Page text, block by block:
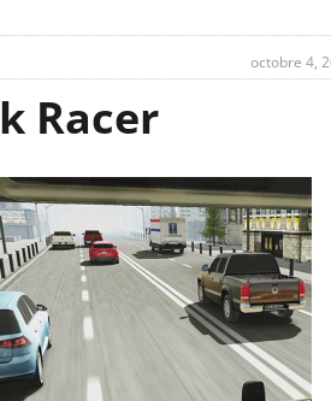
octobre 4,
Racer